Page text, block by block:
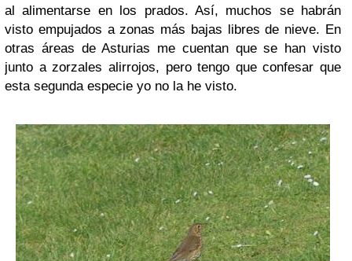
al alimentarse en los prados. Así, muchos se habrán
visto empujados a zonas más bajas libres de nieve. En
otras áreas de Asturias me cuentan que se han visto
junto a zorzales alirrojos, pero tengo que confesar que
esta segunda especie yo no la he visto.